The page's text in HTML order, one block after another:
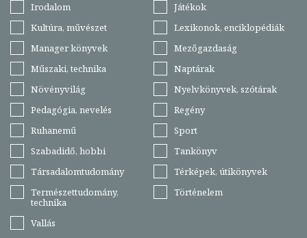
Irodalom
Játékok
Kultúra, művészet
Lexikonok, enciklopédiák
Manager könyvek
Mezőgazdaság
Műszaki, technika
Naptárak
Növényvilág
Nyelvkönyvek, szótárak
Pedagógia, nevelés
Regény
Ruhanemű
Sport
Szabadidő, hobbi
Tankönyv
Társadalomtudomány
Térképek, útikönyvek
Természettudomány,
technika
Történelem
Vallás